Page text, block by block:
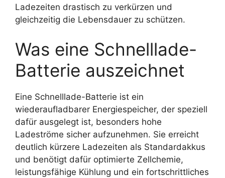
Ladezeiten drastisch zu verkürzen und
gleichzeitig die Lebensdauer zu schützen.
Was eine Schnelllade-
Batterie auszeichnet
Eine Schnelllade-Batterie ist ein
wiederaufladbarer Energiespeicher, der speziell
dafür ausgelegt ist, besonders hohe
Ladeströme sicher aufzunehmen. Sie erreicht
deutlich kürzere Ladezeiten als Standardakkus
und benötigt dafür optimierte Zellchemie,
leistungsfähige Kühlung und ein fortschrittliches